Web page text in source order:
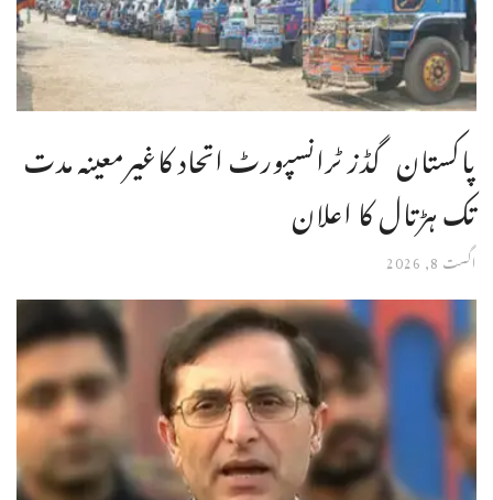
پاکستان گڈز ٹرانسپورٹ اتحاد کاغیرمعینہ مدت
تک ہڑتال کا اعلان
اگست 8, 2026